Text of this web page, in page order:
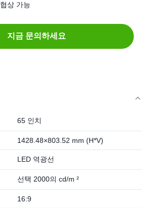
협상 가능
지금 문의하세요
65 인치
1428.48×803.52 mm (H*V)
LED 역광선
선택 2000의 cd/m ²
16:9